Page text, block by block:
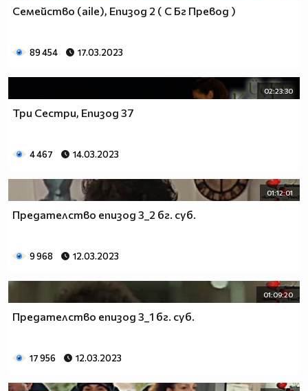
Семейство (aile), Епизод 2 ( С Бг Превод )
89 454 17.03.2023
02:23:30
Три Сестри, Епизод 37
4 467 14.03.2023
01:12:01
Предателство епизод 3_2 бг. суб.
9 968 12.03.2023
01:09:20
Предателство епизод 3_1 бг. суб.
17 956 12.03.2023